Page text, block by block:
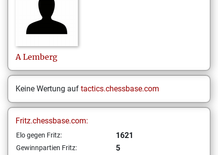
A Lemberg
Keine Wertung auf tactics.chessbase.com
Fritz.chessbase.com:
Elo gegen Fritz: 1621
Gewinnpartien Fritz: 5